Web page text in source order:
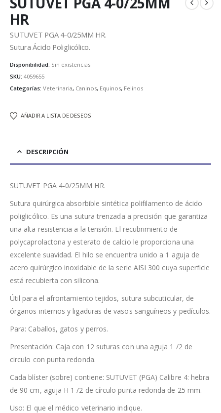
HR
SUTUVET PGA 4-0/25MM HR.
Sutura Ácido Poliglicólico.
Disponibilidad: Sin existencias
SKU: 4059655
Categorías: Veterinaria, Caninos, Equinos, Felinos
AÑADIR A LISTA DE DESEOS
DESCRIPCIÓN
SUTUVET PGA 4-0/25MM HR.
Sutura quirúrgica absorbible sintética polifilamento de ácido
poliglicólico. Es una sutura trenzada a precisión que garantiza
una alta resistencia a la tensión. El recubrimiento de
polycaprolactona y esterato de calcio le proporciona una
excelente suavidad. El hilo se encuentra unido a 1 aguja de
acero quirúrgico inoxidable de la serie AISI 300 cuya superficie
está recubierta con silicona.
Útil para el afrontamiento tejidos, sutura subcuticular, de
órganos internos y ligaduras de vasos sanguíneos y pedículos.
Para: Caballos, gatos y perros.
Presentación: Caja con 12 suturas con una aguja 1 /2 de
circulo con punta redonda.
Cada blíster (sobre) contiene: SUTUVET (PGA) Calibre 4: hebra
de 90 cm, aguja H 1 /2 de círculo punta redonda de 25 mm.
Uso: El que el médico veterinario indique.